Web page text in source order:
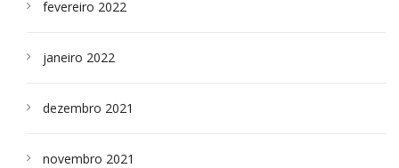
fevereiro 2022
janeiro 2022
dezembro 2021
novembro 2021